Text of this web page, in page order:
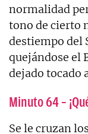
normalidad
tono de cierto
destiempo del
quejándose el
dejado tocado
Minuto 64 –
Se le cruzan